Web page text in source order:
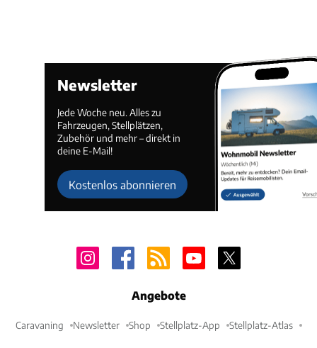
Newsletter
Jede Woche neu. Alles zu
Fahrzeugen, Stellplätzen,
Zubehör und mehr – direkt in
deine E-Mail!
Kostenlos abonnieren
Angebote
Caravaning Newsletter Shop Stellplatz-App Stellplatz-Atlas